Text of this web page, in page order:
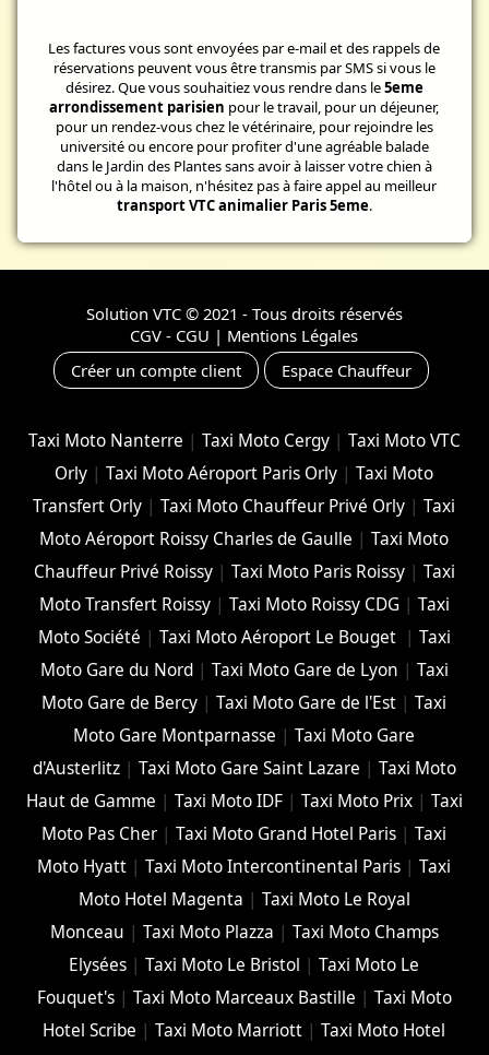
Les factures vous sont envoyées par e-mail et des rappels de
réservations peuvent vous être transmis par SMS si vous le
désirez. Que vous souhaitiez vous rendre dans le5eme
arrondissement parisien pour le travail, pour un déjeuner,
pour un rendez-vous chez le vétérinaire, pour rejoindre les
université ou encore pour profiter d'une agréable balade
dans le Jardin des Plantes sans avoir à laisser votre chien à
l'hôtel ou à la maison, n'hésitez pas à faire appel au meilleur
transport VTC animalier Paris 5eme.
Solution VTC© 2021 - Tous droits réservés
CGV - CGU | Mentions Légales
Créer un compte client
Espace Chauffeur
Taxi Moto Nanterre | Taxi Moto Cergy| Taxi Moto VTC
Orly |Taxi Moto Aéroport Paris Orly |Taxi Moto
Transfert Orly |Taxi Moto Chauffeur Privé Orly |Taxi
Moto Aéroport Roissy Charles de Gaulle |Taxi Moto
Chauffeur Privé Roissy| Taxi Moto Paris Roissy| Taxi
Moto Transfert Roissy| Taxi Moto Roissy CDG | Taxi
Moto Société | Taxi Moto Aéroport Le Bouget | Taxi
Moto Gare du Nord| Taxi Moto Gare de Lyon | Taxi
Moto Gare de Bercy |Taxi Moto Gare de l'Est |Taxi
Moto Gare Montparnasse |Taxi Moto Gare
d'Austerlitz| Taxi Moto Gare Saint Lazare | Taxi Moto
Haut de Gamme | Taxi Moto IDF| Taxi Moto Prix| Taxi
Moto Pas Cher |Taxi Moto Grand Hotel Paris |Taxi
Moto Hyatt |Taxi Moto Intercontinental Paris |Taxi
Moto Hotel Magenta | Taxi Moto Le Royal
Monceau | Taxi Moto Plazza | Taxi Moto Champs
Elysées |Taxi Moto Le Bristol |Taxi Moto Le
Fouquet's| Taxi Moto Marceaux Bastille | Taxi Moto
Hotel Scribe |Taxi Moto Marriott |Taxi Moto Hotel